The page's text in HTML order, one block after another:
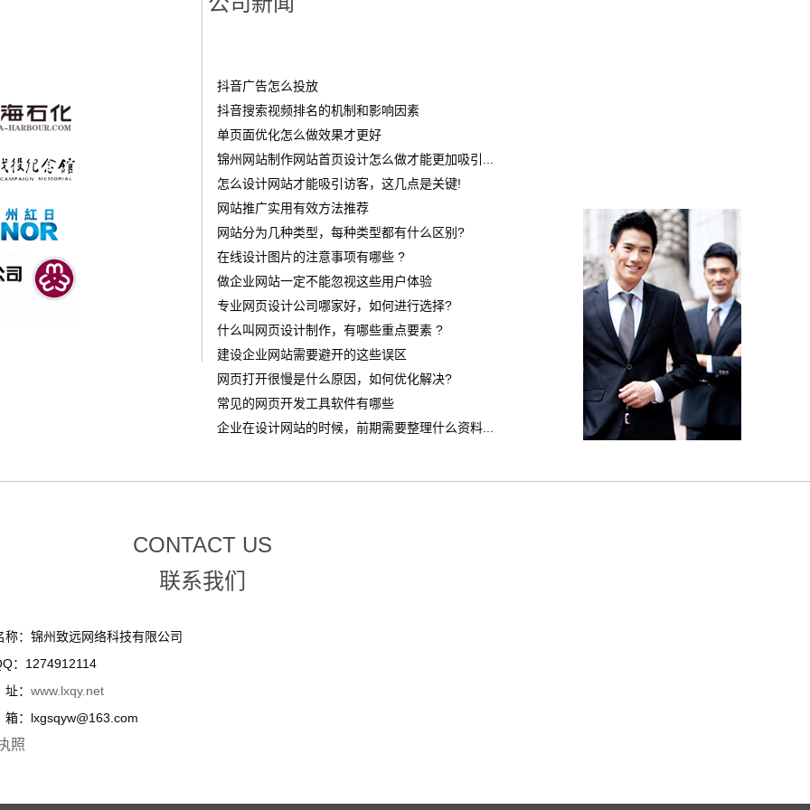
抖音广告怎么投放
‌抖音搜索视频排名的机制和影响因素
单页面优化怎么做效果才更好
锦州网站制作网站首页设计怎么做才能更加吸引...
怎么设计网站才能吸引访客，这几点是关键!
网站推广实用有效方法推荐
网站分为几种类型，每种类型都有什么区别?
在线设计图片的注意事项有哪些 ?
做企业网站一定不能忽视这些用户体验
专业网页设计公司哪家好，如何进行选择?
什么叫网页设计制作，有哪些重点要素 ?
建设企业网站需要避开的这些误区
网页打开很慢是什么原因，如何优化解决?
常见的网页开发工具软件有哪些
企业在设计网站的时候，前期需要整理什么资料...
CONTACT US
联系我们
称：锦州致远网络科技有限公司
：1274912114
： www.lxqy.net
lxgsqyw@163.com
照